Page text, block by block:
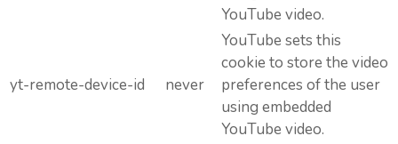
YouTube video.
yt-remote-device-id never
YouTube sets this
cookie to store the video
preferences of the user
using embedded
YouTube video.